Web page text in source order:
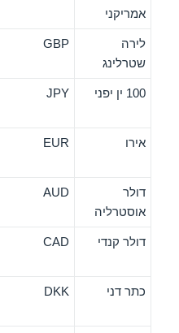
אמריקני
לירה
שטרלינג
GBP
100 ין יפני JPY
אירו EUR
דולר
אוסטרליה
AUD
דולר קנדי CAD
כתר דני DKK